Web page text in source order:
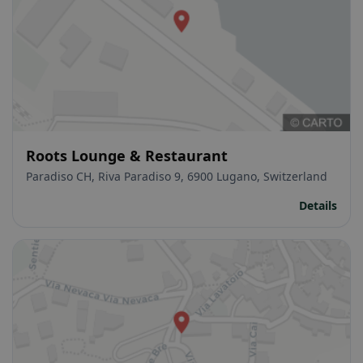
Roots Lounge & Restaurant
Paradiso CH, Riva Paradiso 9, 6900 Lugano, Switzerland
Details